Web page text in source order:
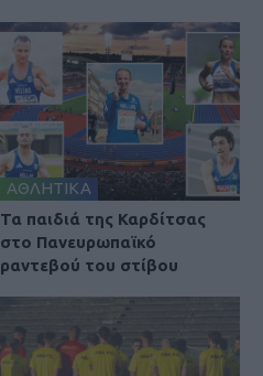
ΑΘΛΗΤΙΚΑ
Τα παιδιά της Καρδίτσας
στο Πανευρωπαϊκό
ραντεβού του στίβου